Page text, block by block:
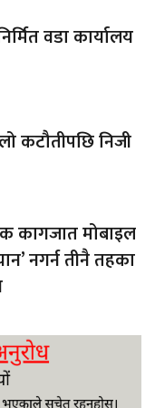
वडा कार्यालय
कटौतीपछि निजी
कागजात मोबाइल
नगर्न तीनै तहका